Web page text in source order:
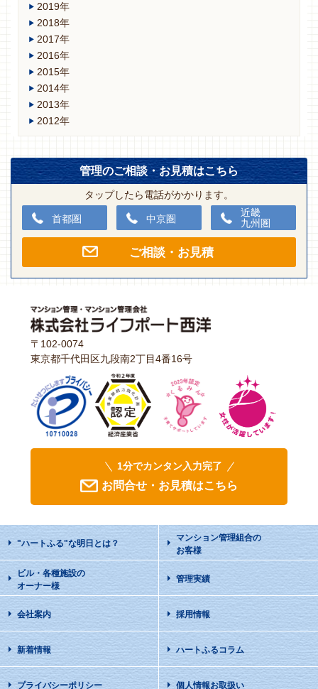
2019年
2018年
2017年
2016年
2015年
2014年
2013年
2012年
管理のご相談・お見積はこちら
タップしたら電話がかかります。
首都圏 中京圏
近畿
九州圏
ご相談・お見積
〒102-0074
東京都千代田区九段南2丁目4番16号
1分でカンタン入力完了
お問合せ・お見積はこちら
"ハートふる"な明日 とは？
マンション管理組合の
お客様
ビル・各種施設の
オーナー様
管理実績
会社案内 採用情報
新着情報 ハートふるコラム
プライバシーポリシー 個人情報お取扱い